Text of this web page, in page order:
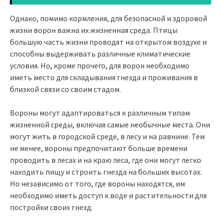
Однако, помимо кормления, для безопасной и здоровой
жизни ворон важна их жизненная среда. Птицы
большую часть жизни проводят на открытом воздухе и
способны выдерживать различные климатические
условия. Но, кроме прочего, для ворон необходимо
иметь место для складывания гнезда и проживания в
близкой связи со своим стадом.
Вороны могут адаптироваться к различным типам
жизненной среды, включая самые необычные места. Они
могут жить в городской среде, в лесу и на равнине. Тем
не менее, вороны предпочитают больше времени
проводить в лесах и на краю леса, где они могут легко
находить пищу и строить гнезда на больших высотах.
Но независимо от того, где вороны находятся, им
необходимо иметь доступ к воде и растительности для
постройки своих гнезд.